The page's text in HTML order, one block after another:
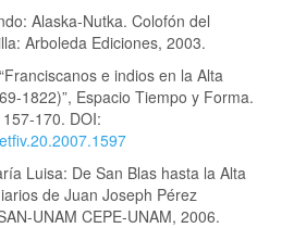
Alaska-Nutka. Colofón del
Arboleda Ediciones, 2003.
e indios en la Alta
1822)”, Espacio Tiempo y Forma.
170. DOI:
Luisa: De San Blas hasta la Alta
de Juan Joseph Pérez
UNAM CEPE-UNAM, 2006.